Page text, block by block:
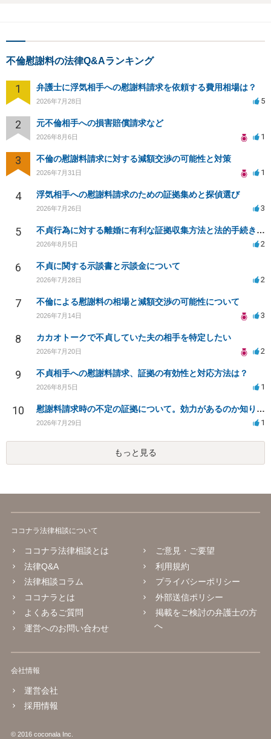
不倫慰謝料の法律Q&Aランキング
1 弁護士に浮気相手への慰謝料請求を依頼する費用相場は？
2026年7月28日 5
2 元不倫相手への損害賠償請求など
2026年8月6日 1
3 不倫の慰謝料請求に対する減額交渉の可能性と対策
2026年7月31日 1
4 浮気相手への慰謝料請求のための証拠集めと探偵選び
2026年7月26日 3
5 不貞行為に対する離婚に有利な証拠収集方法と法的手続きについて
2026年8月5日 2
6 不貞に関する示談書と示談金について
2026年7月28日 2
7 不倫による慰謝料の相場と減額交渉の可能性について
2026年7月14日 3
8 カカオトークで不貞していた夫の相手を特定したい
2026年7月20日 2
9 不貞相手への慰謝料請求、証拠の有効性と対応方法は？
2026年8月5日 1
10 慰謝料請求時の不定の証拠について。効力があるのか知りたい。
2026年7月29日 1
もっと見る
ココナラ法律相談について
ココナラ法律相談とは
法律Q&A
法律相談コラム
ココナラとは
よくあるご質問
運営へのお問い合わせ
ご意見・ご要望
利用規約
プライバシーポリシー
外部送信ポリシー
掲載をご検討の弁護士の方
へ
会社情報
運営会社
採用情報
© 2016 coconala Inc.